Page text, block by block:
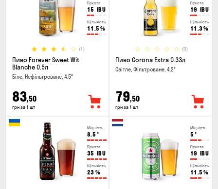
Гіркота
15 IBU
Щільність
11.5 %
(1)
Пиво Forever Sweet Wit
Blanche 0.5л
Біле, Нефільтроване, 4.5°
83,50
грн за 1 шт
Гіркота
19 IBU
Щільність
11.3%
(0)
Пиво Corona Extra 0.33л
Світле, Фільтроване, 4.2°
79,50
грн за 1 шт
Міцність
8.5 °
Гіркота
35 IBU
Щільність
23 %
Міцність
5 °
Гіркота
19 IBU
Щільність
11.5 %